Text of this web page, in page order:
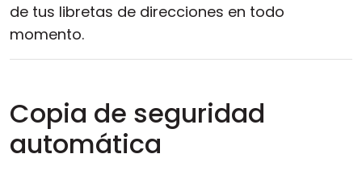
de tus libretas de direcciones en todo
momento.
Copia de seguridad
automática